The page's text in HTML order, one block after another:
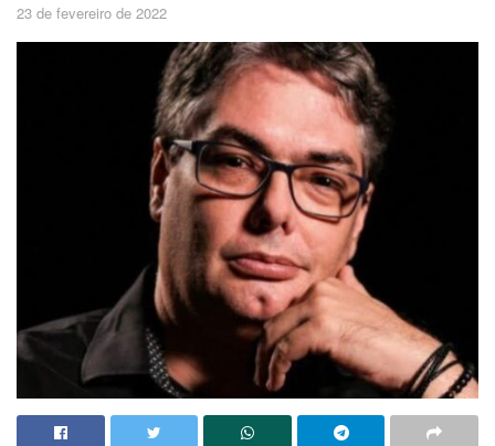
23 de fevereiro de 2022